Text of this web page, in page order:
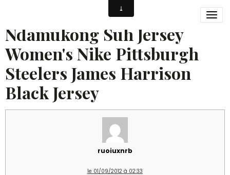
custom eagles jersey
Ndamukong Suh Jersey
Women's Nike Pittsburgh
Steelers James Harrison
Black Jersey
ruoiuxnrb
le 01/09/2012 à 02:33